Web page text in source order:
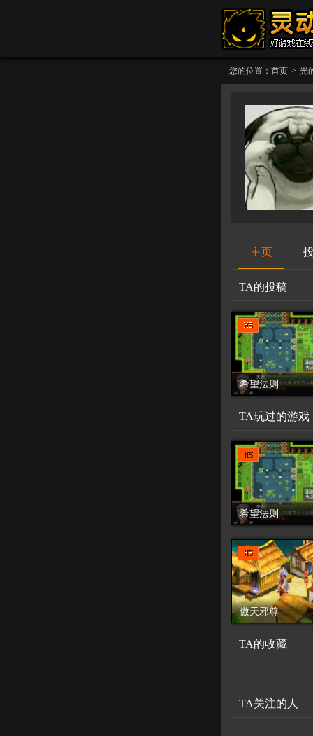
您的位置： 首页 > 光
主页
TA的投稿
希望法则
TA玩过的游戏
希望法则
傲天邪尊
TA的收藏
TA关注的人